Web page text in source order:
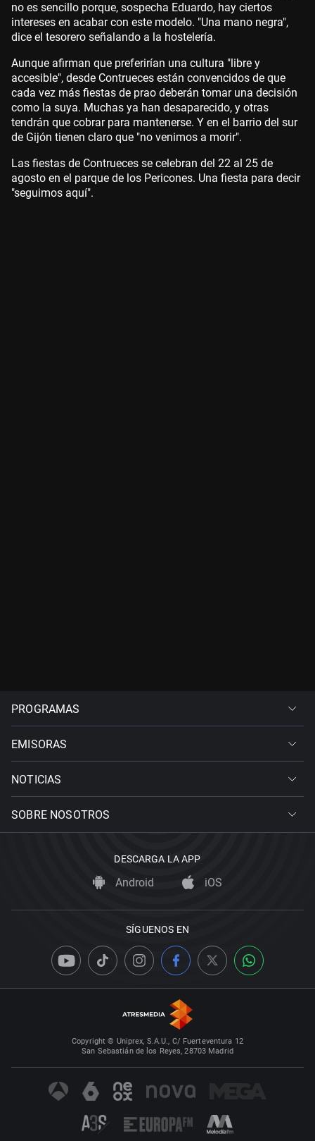
no es sencillo porque, sospecha Eduardo, hay ciertos
intereses en acabar con este modelo. "Una mano negra",
dice el tesorero señalando a la hostelería.
Aunque afirman que preferirían una cultura "libre y
accesible", desde Contrueces están convencidos de que
cada vez más fiestas de prao deberán tomar una decisión
como la suya. Muchas ya han desaparecido, y otras
tendrán que cobrar para mantenerse. Y en el barrio del sur
de Gijón tienen claro que "no venimos a morir".
Las fiestas de Contrueces se celebran del 22 al 25 de
agosto en el parque de los Pericones. Una fiesta para decir
"seguimos aquí".
PROGRAMAS
EMISORAS
NOTICIAS
SOBRE NOSOTROS
DESCARGA LA APP
Android iOS
SÍGUENOS EN
Copyright © Uniprex, S.A.U., C/ Fuerteventura 12
San Sebastián de los Reyes, 28703 Madrid